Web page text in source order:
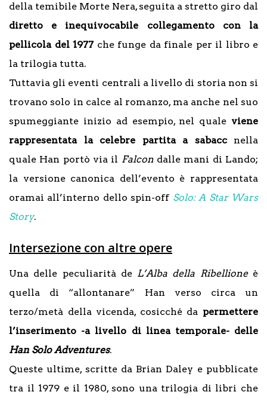
della temibile Morte Nera, seguita a stretto giro dal
diretto e inequivocabile collegamento con la
pellicola del 1977che funge da finale per il libro e
la trilogia tutta.
Tuttavia gli eventi centrali a livello di storia non si
trovano solo in calce al romanzo, ma anche nel suo
spumeggiante inizio ad esempio, nel quale viene
rappresentata la celebre partita a sabaccnella
quale Han portò via il Falcondalle mani di Lando;
la versione canonica dell’evento è rappresentata
oramai all’interno dello spin-off Solo: A Star Wars
Story.
Intersezione con altre opere
Una delle peculiarità de L’Alba della Ribellioneè
quella di “allontanare” Han verso circa un
terzo/metà della vicenda, cosicché da permettere
l’inserimento -a livello di linea temporale- delle
Han Solo Adventures.
Queste ultime, scritte da Brian Daley e pubblicate
tra il 1979 e il 1980, sono una trilogia di libri che